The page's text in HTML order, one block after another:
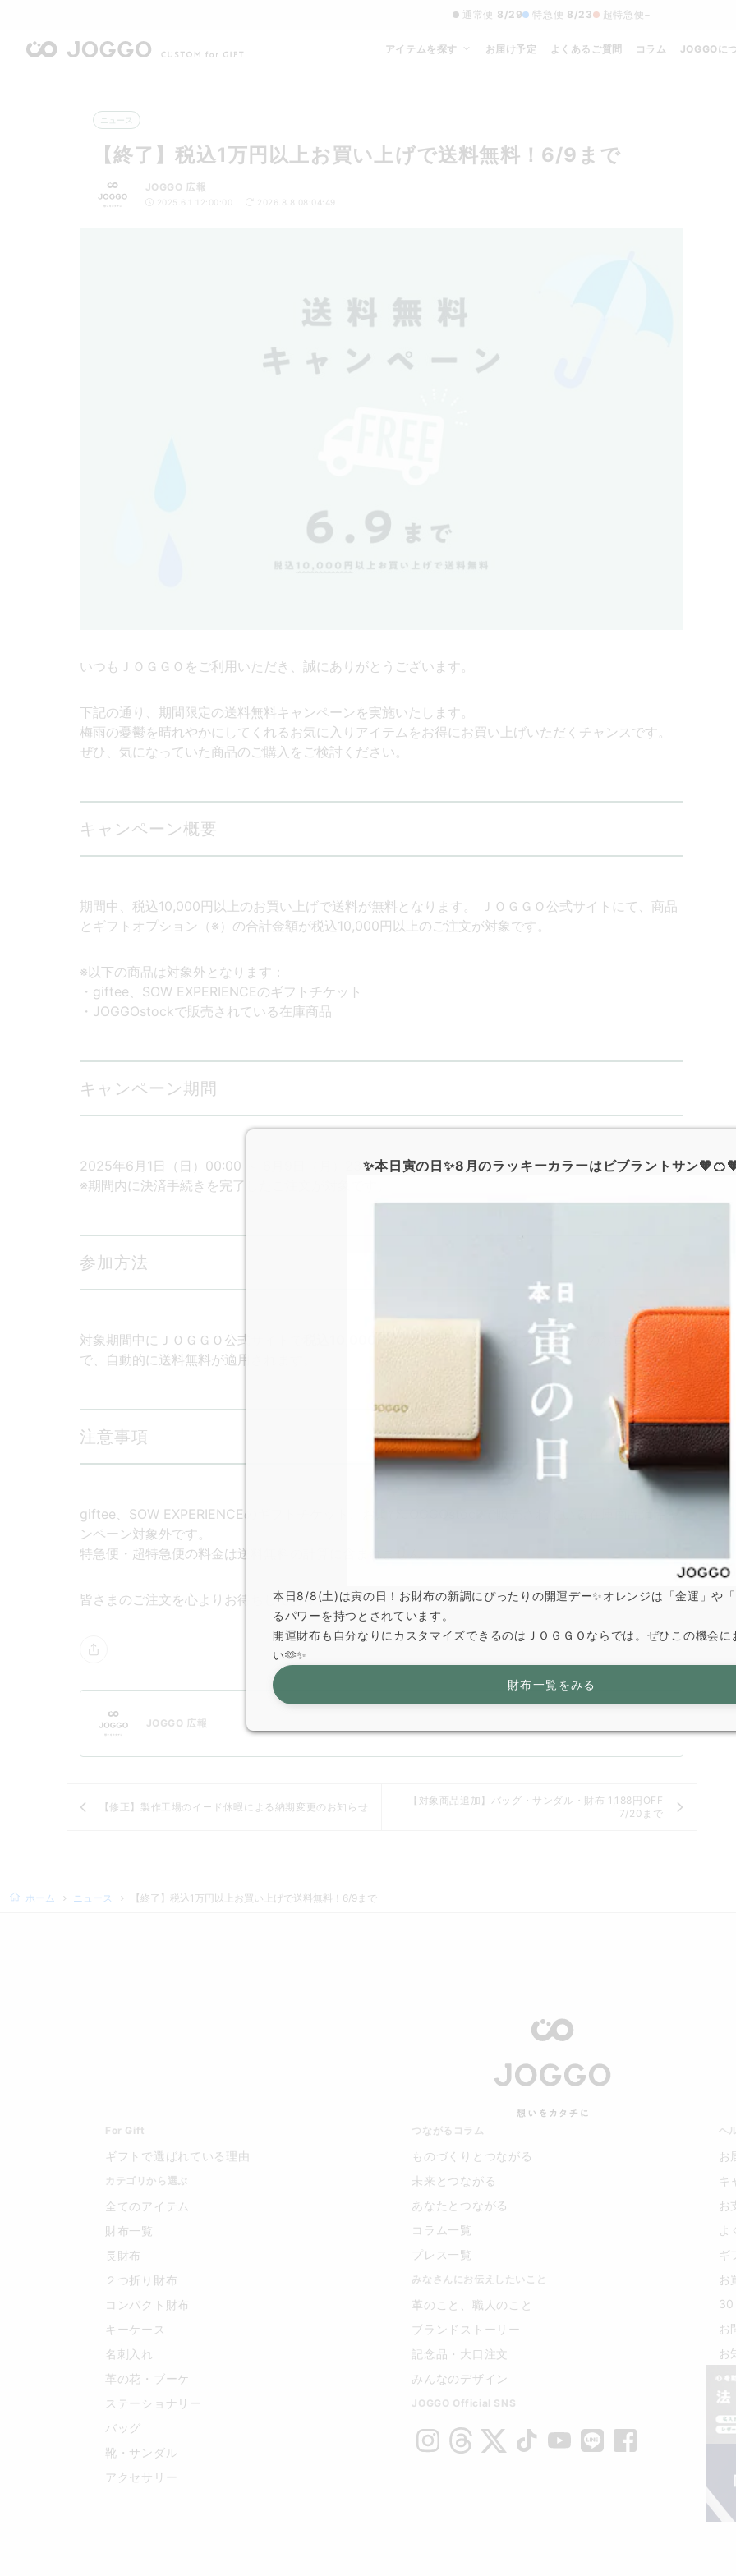
通常便 8/29 特急便 8/23 超特急便−
アイテムを探す お届け予定 よくあるご質問 コラム JOGGOに
ニュース
【終了】税込1万円以上お買い上げで送料無料！6/9まで
JOGGO 広報
2025.6.1 12:00:00 2026.8.8 08:04:49
いつもＪＯＧＧＯをご利用いただき、誠にありがとうございます。
下記の通り、期間限定の送料無料キャンペーンを実施いたします。
梅雨の憂鬱を晴れやかにしてくれるお気に入りアイテムをお得にお買い上げいただくチャンスです。
ぜひ、気になっていた商品のご購入をご検討ください。
キャンペーン概要
期間中、税込10,000円以上のお買い上げで送料が無料となります。 ＪＯＧＧＯ公式サイトにて、商品
とギフトオプション（※）の合計金額が税込10,000円以上のご注文が対象です。
※以下の商品は対象外となります：
・giftee、SOW EXPERIENCEのギフトチケット
・JOGGOstockで販売されている在庫商品
キャンペーン期間
2025年6月1日（日）00:00 ～ 6月9日（月）23:59 まで
※期間内に決済手続きを完了したご注文が対象です。
参加方法
対象期間中にＪＯＧＧＯ公式サイトで 税込10,000円以上（商品＋ギフトオプション）
のお買い上げ
で、自動的に送料無料が適用されます。
注意事項
giftee、SOW EXPERIENCEのギフトチケット、およびJOGGOstockで販売されている在庫商品はキャ
ンペーン対象外です。
特急便・超特急便の料金は送料無料の計算に含まれません。
皆さまのご注文を心よりお待ちしております！
JOGGO 広報
【修正】製作工場のイード休暇による納期変更のお知らせ
【対象商品追加】バッグ・サンダル・財布 1,188円OFF
7/20まで
ホーム ニュース 【終了】税込1万円以上お買い上げで送料無料！6/9まで
For Gift
ギフトで選ばれている理由
カテゴリから選ぶ
全てのアイテム
財布一覧
長財布
２つ折り財布
コンパクト財布
キーケース
名刺入れ
革の花・ブーケ
ステーショナリー
バッグ
靴・サンダル
アクセサリー
つながるコラム
ものづくりとつながる
未来とつながる
あなたとつながる
コラム一覧
プレス一覧
みなさんにお伝えしたいこと
革のこと、職人のこと
ブランドストーリー
記念品・大口注文
みんなのデザイン
JOGGO Official SNS
ヘ
お
キ
お
よ
ギ
お
30
お
お
✨本日寅の日✨8月のラッキーカラーはビブラントサン
本日8/8(土)は寅の日！お財布の新調にぴったりの開運デー✨オレンジは「金運」や
るパワーを持つとされています。
開運財布も自分なりにカスタマイズできるのはＪＯＧＧＯならでは。ぜひこの機会
い🫶✨
財布一覧をみる